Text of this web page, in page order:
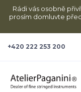
Rádi vás osobně
prosím domluvte
+420 222 253 200